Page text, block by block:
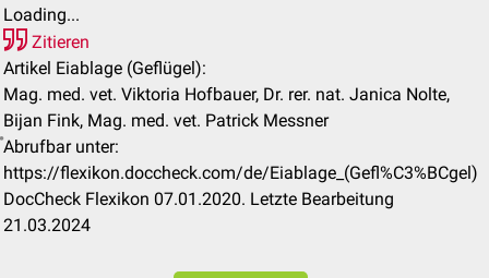
Loading...
Zitieren
Artikel Eiablage (Geflügel):
Mag. med. vet. Viktoria Hofbauer, Dr. rer. nat. Janica Nolte,
Bijan Fink, Mag. med. vet. Patrick Messner
Abrufbar unter:
https://flexikon.doccheck.com/de/Eiablage_(Gefl%C3%BCgel)
DocCheck Flexikon 07.01.2020. Letzte Bearbeitung
21.03.2024